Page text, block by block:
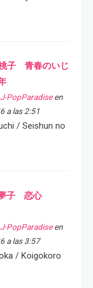
桃子 青春のいじ
PopParadiseen
a las 2:51
/ Seishun no
夢子 恋心
PopParadiseen
a las 3:57
/ Koigokoro